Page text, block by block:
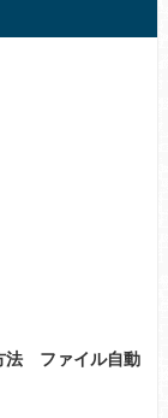
法 ファイル自動